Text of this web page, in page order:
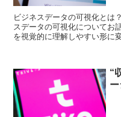
ビジネスデータの可視化とは
スデータの可視化についてお
を視覚的に理解しやすい形に
“